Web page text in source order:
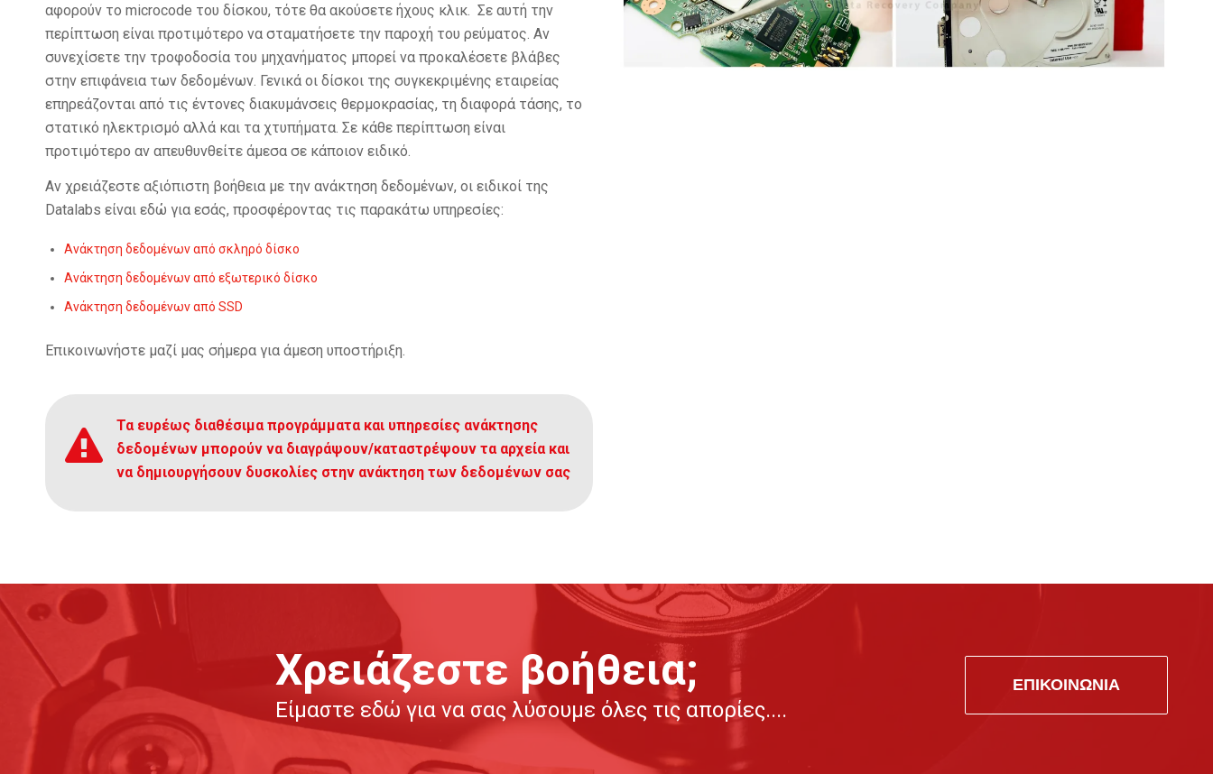
αφορούν το microcode του δίσκου, τότε θα ακούσετε ήχους κλικ. Σε αυτή την
περίπτωση είναι προτιμότερο να σταματήσετε την παροχή του ρεύματος. Αν
συνεχίσετε την τροφοδοσία του μηχανήματος μπορεί να προκαλέσετε βλάβες
στην επιφάνεια των δεδομένων. Γενικά οι δίσκοι της συγκεκριμένης εταιρείας
επηρεάζονται από τις έντονες διακυμάνσεις θερμοκρασίας, τη διαφορά τάσης, το
στατικό ηλεκτρισμό αλλά και τα χτυπήματα. Σε κάθε περίπτωση είναι
προτιμότερο αν απευθυνθείτε άμεσα σε κάποιον ειδικό.
Αν χρειάζεστε αξιόπιστη βοήθεια με την ανάκτηση δεδομένων, οι ειδικοί της
Datalabs είναι εδώ για εσάς, προσφέροντας τις παρακάτω υπηρεσίες:
Ανάκτηση δεδομένων από σκληρό δίσκο
Ανάκτηση δεδομένων από εξωτερικό δίσκο
Ανάκτηση δεδομένων από SSD
Επικοινωνήστε μαζί μας σήμερα για άμεση υποστήριξη.
Τα ευρέως διαθέσιμα προγράμματα και υπηρεσίες ανάκτησης
δεδομένων μπορούν να διαγράψουν/καταστρέψουν τα αρχεία και
να δημιουργήσουν δυσκολίες στην ανάκτηση των δεδομένων σας
Χρειάζεστε βοήθεια;
Είμαστε εδώ για να σας λύσουμε όλες τις απορίες....
ΕΠΙΚΟΙΝΩΝΙΑ